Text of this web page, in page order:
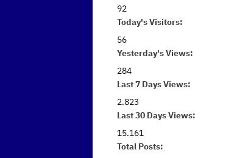
92
Today's Visitors:
56
Yesterday's Views:
284
Last 7 Days Views:
2.823
Last 30 Days Views:
15.161
Total Posts: